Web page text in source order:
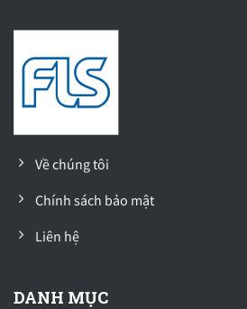
Về chúng tôi
Chính sách bảo mật
Liên hệ
DANH MỤC